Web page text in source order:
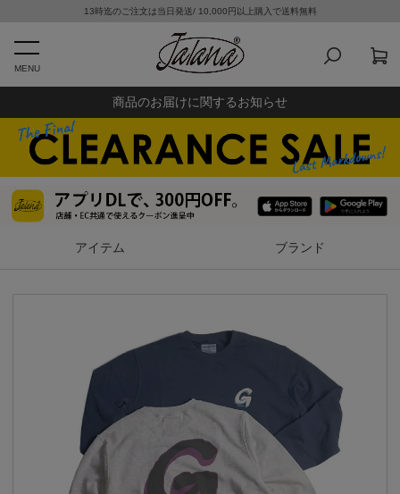
13時迄のご注文は当日発送/ 10,000円以上購入で送料無料
MENU
商品のお届けに関するお知らせ
アイテム ブランド